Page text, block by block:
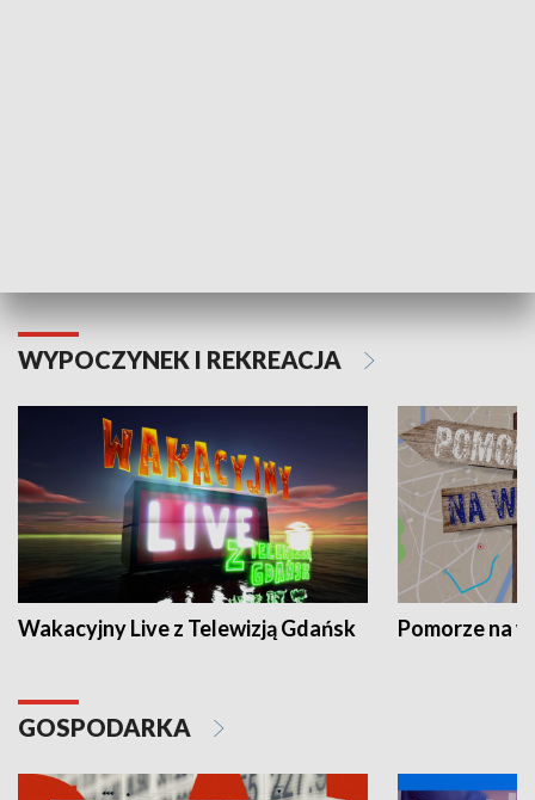
WYPOCZYNEK I REKREACJA
Wakacyjny Live z Telewizją Gdańsk Pomorze na
GOSPODARKA